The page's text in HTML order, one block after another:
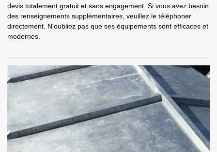
devis totalement gratuit et sans engagement. Si vous avez besoin
des renseignements supplémentaires, veuillez le téléphoner
directement. N'oubliez pas que ses équipements sont efficaces et
modernes.